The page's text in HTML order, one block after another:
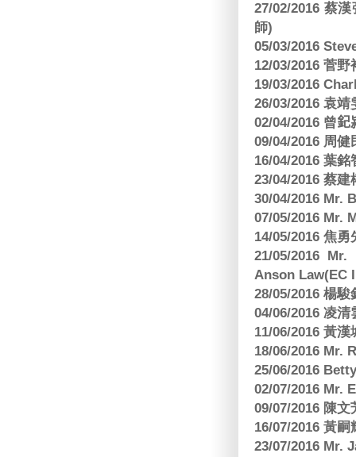
27/02/2016 蔡
師)
05/03/2016
12/03/2016 菅
19/03/2016
26/03/2016 袁
02/04/2016 曾
09/04/2016 周
16/04/2016 葉
23/04/2016 蔡
30/04/2016 Mr.
07/05/2016 Mr.
14/05/2016 焦
21/05/2016
Anson Law(EC
28/05/2016 楊
04/06/2016 凌
11/06/2016 黃
18/06/2016 Mr.
25/06/2016
02/07/2016 Mr.
09/07/2016 陳
16/07/2016 黃
23/07/2016 Mr.